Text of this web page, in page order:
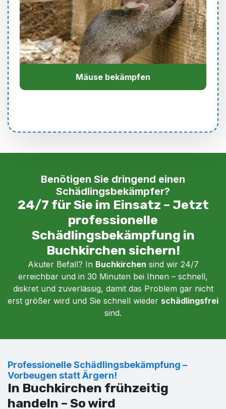
Mäuse bekämpfen
Benötigen Sie dringend einen
Schädlingsbekämpfer?
24/7 für Sie im Einsatz – Jetzt
professionelle
Schädlingsbekämpfung in
Buchkirchen sichern!
Akuter Befall? In Buchkirchen sind wir 24/7
erreichbar und in 30 Minuten bei Ihnen – schnell,
diskret und zuverlässig, damit das Problem gar nicht
erst größer wird und Sie schnell wieder schädlingsfrei
sind.
Professionelle Schädlingsbekämpfung –
Vorbeugen statt Ärgern!
In Buchkirchen frühzeitig
handeln – So wird